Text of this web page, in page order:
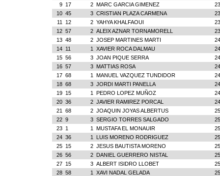
9 17 2 MARC GARCIA GIMENEZ
10 45 3 CRISTIAN PLAZA CARMENA
11
12 2 YAHYA KHALFAOUI
12 57 2 ALEIX AZNAR TORNAMORELL
13 48 2 JOSEP MARTINES MARTI
14 11 1 XAVIER ROCA DALMAU
15 56 3 JOAN PIQUE SERRA
16 57 3 MATTIAS ROSA
17 68 1 MANUEL VAZQUEZ TUNDIDOR
18 68 3 JORDI MARTI PANELLA
19 15 1 PEDRO LOPEZ MUÑOZ
20 36 2 JAVIER RAMIREZ PORCAL
21
68 2 JOAQUIN JOYAS ALBERTUS
22 9 3 SERGIO TORRES SALGADO
23 1 1 MUSTAFA EL MONAUIR
24 36 1 LUIS MORENO RODRIGUEZ
25 15 2 JESUS BAUTISTA MORENO
26 56 2 DANIEL GUERRERO NISTAL
27 15 3 ALBERT ISIDRO LLOBET
28 58 1 XAVI NADAL GELADA